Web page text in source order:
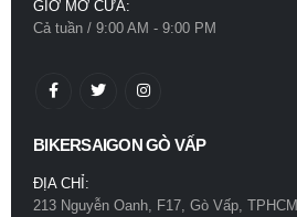
GIỜ MỞ CỬA:
Cả tuần / 9:00 AM - 9:00 PM
BIKERSAIGON GÒ VẤP
ĐỊA CHỈ:
213 Nguyễn Oanh, F17, Gò Vấp, TPHCM